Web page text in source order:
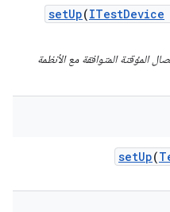
setUp(ITestDevice
المؤقتة المتوافقة مع الأنظمة
setUp(